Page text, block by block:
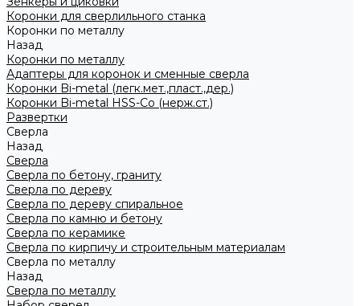
Коронки для сверлильного станка
Коронки по металлу
Назад
Коронки по металлу
Адаптеры для коронок и сменные сверла
Коронки Bi-metal (легк.мет.,пласт.,дер.)
Коронки Bi-metal HSS-Co (нерж.ст.)
Развертки
Сверла
Назад
Сверла
Сверла по бетону, граниту
Сверла по дереву
Сверла по дереву спиральное
Сверла по камню и бетону
Сверла по керамике
Сверла по кирпичу и строительным материалам
Сверла по металлу
Назад
Сверла по металлу